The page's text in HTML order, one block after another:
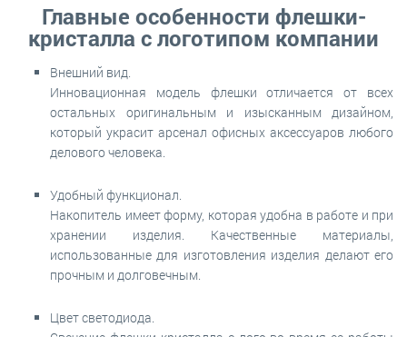
Главные особенности флешки-
кристалла с логотипом компании
Внешний вид.
Инновационная модель флешки отличается от всех
остальных оригинальным и изысканным дизайном,
который украсит арсенал офисных аксессуаров любого
делового человека.
Удобный функционал.
Накопитель имеет форму, которая удобна в работе и при
хранении изделия. Качественные материалы,
использованные для изготовления изделия делают его
прочным и долговечным.
Цвет светодиода.